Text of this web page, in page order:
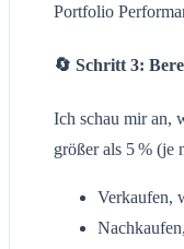
Portfolio
🔄 Schritt 3:
Ich schau mir an,
größer als 5 % (je
Verkaufen,